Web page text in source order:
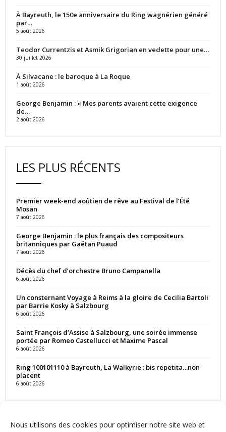
Nous utilisons des cookies pour optimiser notre site web et
À Bayreuth, le 150e anniversaire du Ring wagnérien généré
par…
5 août 2026
Teodor Currentzis et Asmik Grigorian en vedette pour une…
30 juillet 2026
À Silvacane : le baroque à La Roque
1 août 2026
George Benjamin : « Mes parents avaient cette exigence
de…
2 août 2026
LES PLUS RÉCENTS
Premier week-end aoûtien de rêve au Festival de l’Été
Mosan
7 août 2026
George Benjamin : le plus français des compositeurs
britanniques par Gaëtan Puaud
7 août 2026
Décès du chef d’orchestre Bruno Campanella
6 août 2026
Un consternant Voyage à Reims à la gloire de Cecilia Bartoli
par Barrie Kosky à Salzbourg
6 août 2026
Saint François d’Assise à Salzbourg, une soirée immense
portée par Romeo Castellucci et Maxime Pascal
6 août 2026
Ring 100101110 à Bayreuth, La Walkyrie : bis repetita…non
placent
6 août 2026